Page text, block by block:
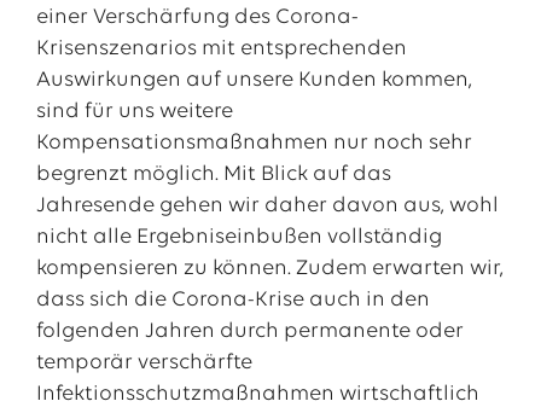
einer Verschärfung des Corona-
Krisenszenarios mit entsprechenden
Auswirkungen auf unsere Kunden kommen,
sind für uns weitere
Kompensationsmaßnahmen nur noch sehr
begrenzt möglich. Mit Blick auf das
Jahresende gehen wir daher davon aus, wohl
nicht alle Ergebniseinbußen vollständig
kompensieren zu können. Zudem erwarten wir,
dass sich die Corona-Krise auch in den
folgenden Jahren durch permanente oder
temporär verschärfte
Infektionsschutzmaßnahmen wirtschaftlich